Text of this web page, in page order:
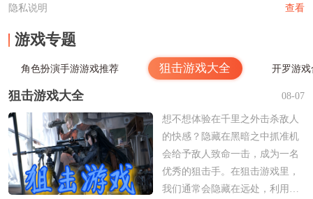
隐私说明 查看
游戏专题
角色扮演手游游戏推荐 狙击游戏大全 开罗游戏
狙击游戏大全 08-07
想不想体验在千里之外击杀敌人
的快感？隐藏在黑暗之中抓准机
会给予敌人致命一击，成为一名
优秀的狙击手。在狙击游戏里，
我们通常会隐藏在远处，利用各